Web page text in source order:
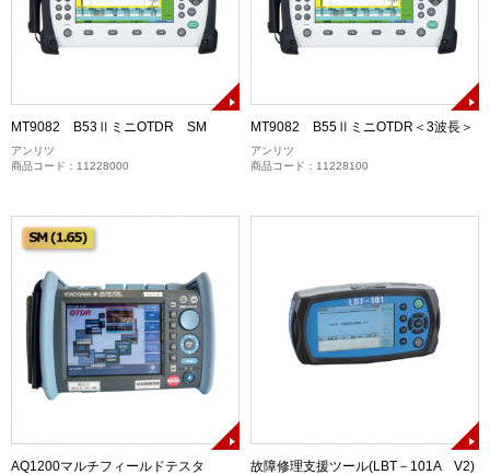
MT9082 B53ⅡミニOTDR SM
アンリツ
商品コード：11228000
MT9082 B55ⅡミニOTDR＜3波長＞
アンリツ
商品コード：11228100
AQ1200マルチフィールドテスタ
故障修理支援ツール(LBT－101A V2)